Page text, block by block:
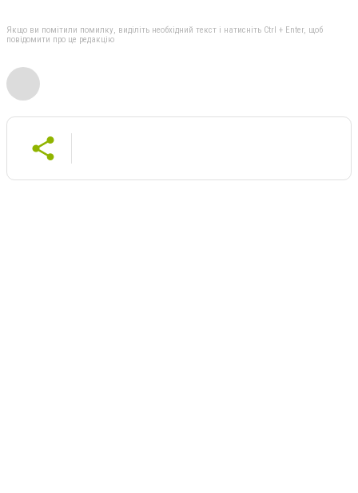
Якщо ви помітили помилку, виділіть необхідний текст і натисніть Ctrl + Enter, щоб
повідомити про це редакцію